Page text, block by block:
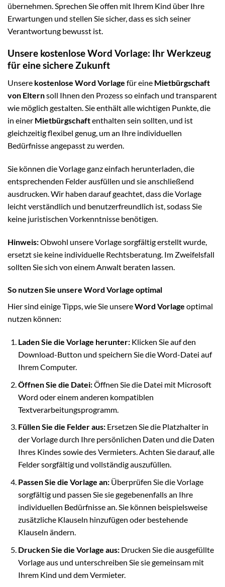
übernehmen. Sprechen Sie offen mit Ihrem Kind über Ihre
Erwartungen und stellen Sie sicher, dass es sich seiner
Verantwortung bewusst ist.
Unsere kostenlose Word Vorlage: Ihr Werkzeug
für eine sichere Zukunft
Unsere kostenlose Word Vorlage für eine Mietbürgschaft
von Elternsoll Ihnen den Prozess so einfach und transparent
wie möglich gestalten. Sie enthält alle wichtigen Punkte, die
in einer Mietbürgschaftenthalten sein sollten, und ist
gleichzeitig flexibel genug, um an Ihre individuellen
Bedürfnisse angepasst zu werden.
Sie können die Vorlage ganz einfach herunterladen, die
entsprechenden Felder ausfüllen und sie anschließend
ausdrucken. Wir haben darauf geachtet, dass die Vorlage
leicht verständlich und benutzerfreundlich ist, sodass Sie
keine juristischen Vorkenntnisse benötigen.
Hinweis:Obwohl unsere Vorlage sorgfältig erstellt wurde,
ersetzt sie keine individuelle Rechtsberatung. Im Zweifelsfall
sollten Sie sich von einem Anwalt beraten lassen.
So nutzen Sie unsere Word Vorlage optimal
Hier sind einige Tipps, wie Sie unsereWord Vorlage optimal
nutzen können:
Laden Sie die Vorlage herunter:Klicken Sie auf den
Download-Button und speichern Sie die Word-Datei auf
Ihrem Computer.
Öffnen Sie die Datei:Öffnen Sie die Datei mit Microsoft
Word oder einem anderen kompatiblen
Textverarbeitungsprogramm.
Füllen Sie die Felder aus:Ersetzen Sie die Platzhalter in
der Vorlage durch Ihre persönlichen Daten und die Daten
Ihres Kindes sowie des Vermieters. Achten Sie darauf, alle
Felder sorgfältig und vollständig auszufüllen.
Passen Sie die Vorlage an:Überprüfen Sie die Vorlage
sorgfältig und passen Sie sie gegebenenfalls an Ihre
individuellen Bedürfnisse an. Sie können beispielsweise
zusätzliche Klauseln hinzufügen oder bestehende
Klauseln ändern.
Drucken Sie die Vorlage aus:Drucken Sie die ausgefüllte
Vorlage aus und unterschreiben Sie sie gemeinsam mit
Ihrem Kind und dem Vermieter.